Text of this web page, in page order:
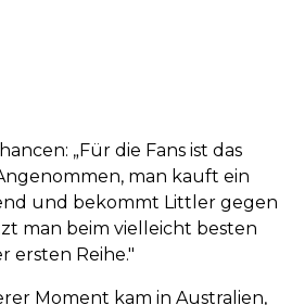
„Für die Fans ist das
man kauft ein
und bekommt Littler gegen
man beim vielleicht besten
ersten Reihe."
Moment kam in Australien,